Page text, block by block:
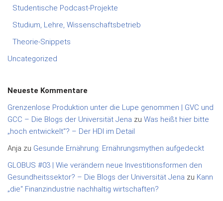
Studentische Podcast-Projekte
Studium, Lehre, Wissenschaftsbetrieb
Theorie-Snippets
Uncategorized
Neueste Kommentare
Grenzenlose Produktion unter die Lupe genommen | GVC und
GCC – Die Blogs der Universität Jena zu Was heißt hier bitte
„hoch entwickelt“? – Der HDI im Detail
Anja zu Gesunde Ernährung: Ernährungsmythen aufgedeckt
GLOBUS #03 | Wie verändern neue Investitionsformen den
Gesundheitssektor? – Die Blogs der Universität Jena zu Kann
„die“ Finanzindustrie nachhaltig wirtschaften?